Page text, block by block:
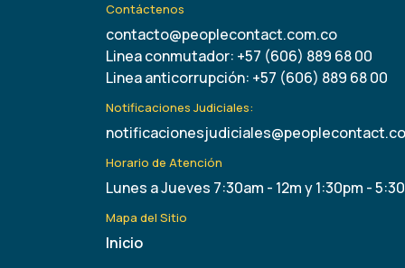
Contáctenos
contacto@peoplecontact.com.co
Linea conmutador: +57 (606) 889 68 00
Linea anticorrupción: +57 (606) 889 68 00
Notificaciones Judiciales:
Horario de Atención
Lunes a Jueves 7:30am - 12m y 1:30pm -
Mapa del Sitio
Inicio